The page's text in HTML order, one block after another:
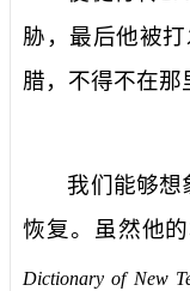
胁，最后他被
腊，不得不在那
我们能够想
恢复。虽然他
Dictionary of New